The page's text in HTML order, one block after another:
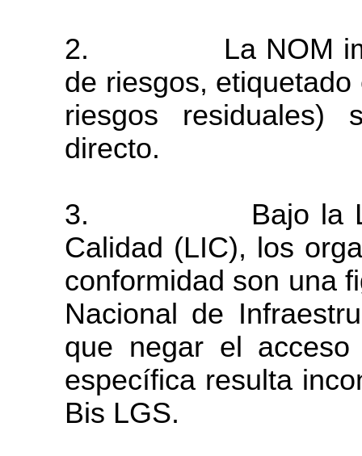
2.
La NOM
de riesgos, etiquetado
riesgos
residuales)
directo.
3.
Bajo la
Calidad (LIC), los
conformidad son una
Nacional de
que negar el
específica resulta
Bis LGS.